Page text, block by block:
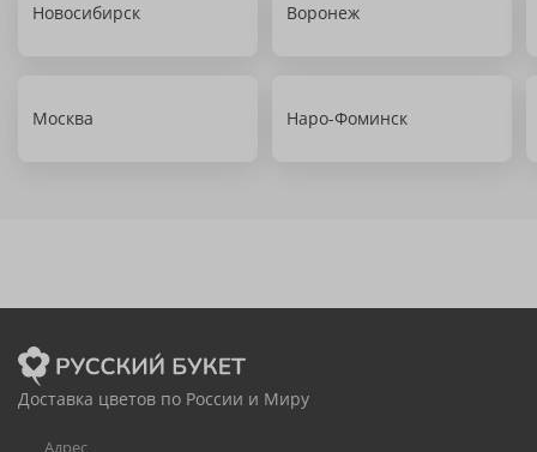
Новосибирск Воронеж
Москва Наро-Фоминск
Доставка цветов по России и Миру
Адрес